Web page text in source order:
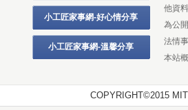
小工匠家事網-好心情分享
小工匠家事網-溫馨分享
他資
為公
法情
本站
COPYRIGHT©2015